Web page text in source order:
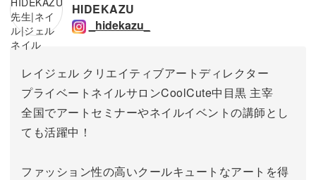
HIDEKAZU
_hidekazu_
レイジェル クリエイティブアートディレクター
プライベートネイルサロンCoolCute中目黒 主宰
全国でアートセミナーやネイルイベントの講師とし
ても活躍中！
ファッション性の高いクールキュートなアートを得